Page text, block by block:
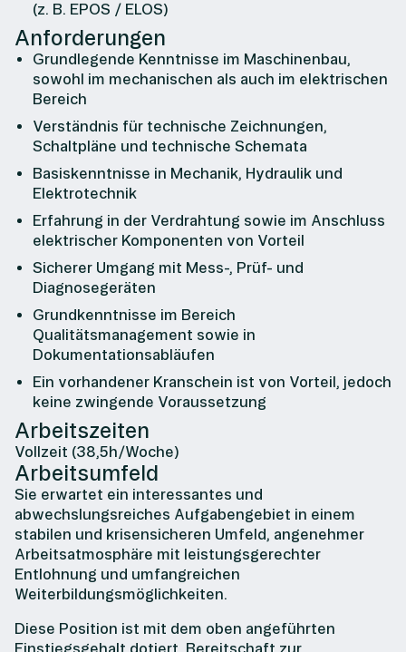
(z. B. EPOS / ELOS)
Anforderungen
Grundlegende Kenntnisse im Maschinenbau,
sowohl im mechanischen als auch im elektrischen
Bereich
Verständnis für technische Zeichnungen,
Schaltpläne und technische Schemata
Basiskenntnisse in Mechanik, Hydraulik und
Elektrotechnik
Erfahrung in der Verdrahtung sowie im Anschluss
elektrischer Komponenten von Vorteil
Sicherer Umgang mit Mess-, Prüf- und
Diagnosegeräten
Grundkenntnisse im Bereich
Qualitätsmanagement sowie in
Dokumentationsabläufen
Ein vorhandener Kranschein ist von Vorteil, jedoch
keine zwingende Voraussetzung
Arbeitszeiten
Vollzeit (38,5h/Woche)
Arbeitsumfeld
Sie erwartet ein interessantes und
abwechslungsreiches Aufgabengebiet in einem
stabilen und krisensicheren Umfeld, angenehmer
Arbeitsatmosphäre mit leistungsgerechter
Entlohnung und umfangreichen
Weiterbildungsmöglichkeiten.
Diese Position ist mit dem oben angeführten
Einstiegsgehalt dotiert. Bereitschaft zur